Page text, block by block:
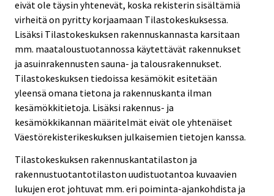
eivät ole täysin yhtenevät, koska rekisterin sisältämiä
virheitä on pyritty korjaamaan Tilastokeskuksessa.
Lisäksi Tilastokeskuksen rakennuskannasta karsitaan
mm. maataloustuotannossa käytettävät rakennukset
ja asuinrakennusten sauna- ja talousrakennukset.
Tilastokeskuksen tiedoissa kesämökit esitetään
yleensä omana tietona ja rakennuskanta ilman
kesämökkitietoja. Lisäksi rakennus- ja
kesämökkikannan määritelmät eivät ole yhtenäiset
Väestörekisterikeskuksen julkaisemien tietojen kanssa.
Tilastokeskuksen rakennuskantatilaston ja
rakennustuotantotilaston uudistuotantoa kuvaavien
lukujen erot johtuvat mm. eri poiminta-ajankohdista ja